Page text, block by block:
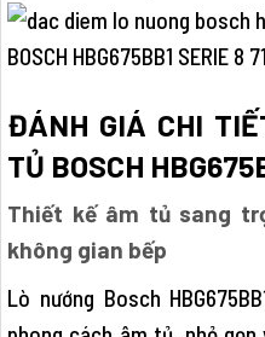
ĐÁNH GIÁ CHI
TỦ BOSCH
Thiết kế âm tủ sang
không gian bếp
Lò nướng Bosch